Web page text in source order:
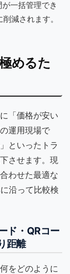
一括管理でき
減されます。
めるた
「価格が安い
運用現場で
といったトラ
させます。現
わせた最適な
沿って比較検
ド・QRコー
距離
をどのように